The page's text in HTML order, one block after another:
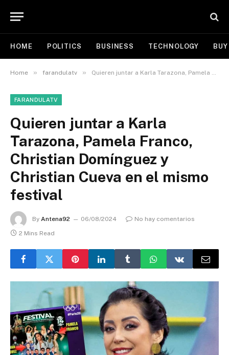
HOME POLITICS BUSINESS TECHNOLOGY
Home » farandulatv » Quieren juntar a Karla Tarazona, Pamela Franco, Christian Domínguez y Christian Cueva en el mismo festival
FARANDULATV
Quieren juntar a Karla
Tarazona, Pamela Franco,
Christian Domínguez y
Christian Cueva en el mismo
festival
By Antena92 06/08/2024
No hay comentarios
2 Mins Read